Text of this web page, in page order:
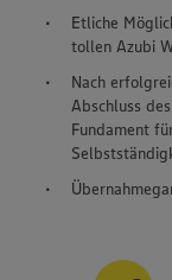
Etliche
tollen Azubi
Nach
Abschluss
Fundament